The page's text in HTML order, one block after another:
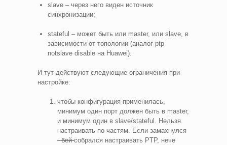
slave – через него виден источник
синхронизации;
stateful – может быть или master, или slave, в
зависимости от топологии (аналог ptp
notslave disable на Huawei).
И тут действуют следующие ограничения при
настройке:
чтобы конфигурация применилась,
минимум один порт должен быть в master,
и минимум один в slave/stateful. Нельзя
настраивать по частям. Если замахнулся
- бейсобрался настраивать PTP, нече